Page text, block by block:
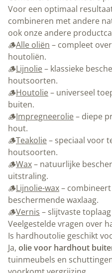
Voor een optimaal
combineren met andere
ook onze andere
🪵Alle oliën – compleet
houtoliën.
🪵Lijnolie– klassieke
houtsoorten.
🪵Houtolie– universeel
buiten.
🪵Impregneerolie– diepe
hout.
🪵Teakolie– speciaal voor
houtsoorten.
🪵Wax– natuurlijke
uitstraling.
🪵Lijnolie-wax–
beschermende waxlaag.
🪵Vernis – slijtvaste
Veelgestelde vragen over
Is hardhoutolie geschikt
Ja, olie voor hardhout
tuinmeubels en